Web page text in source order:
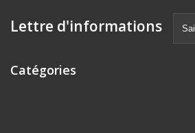
Lettre d'informations
Catégories